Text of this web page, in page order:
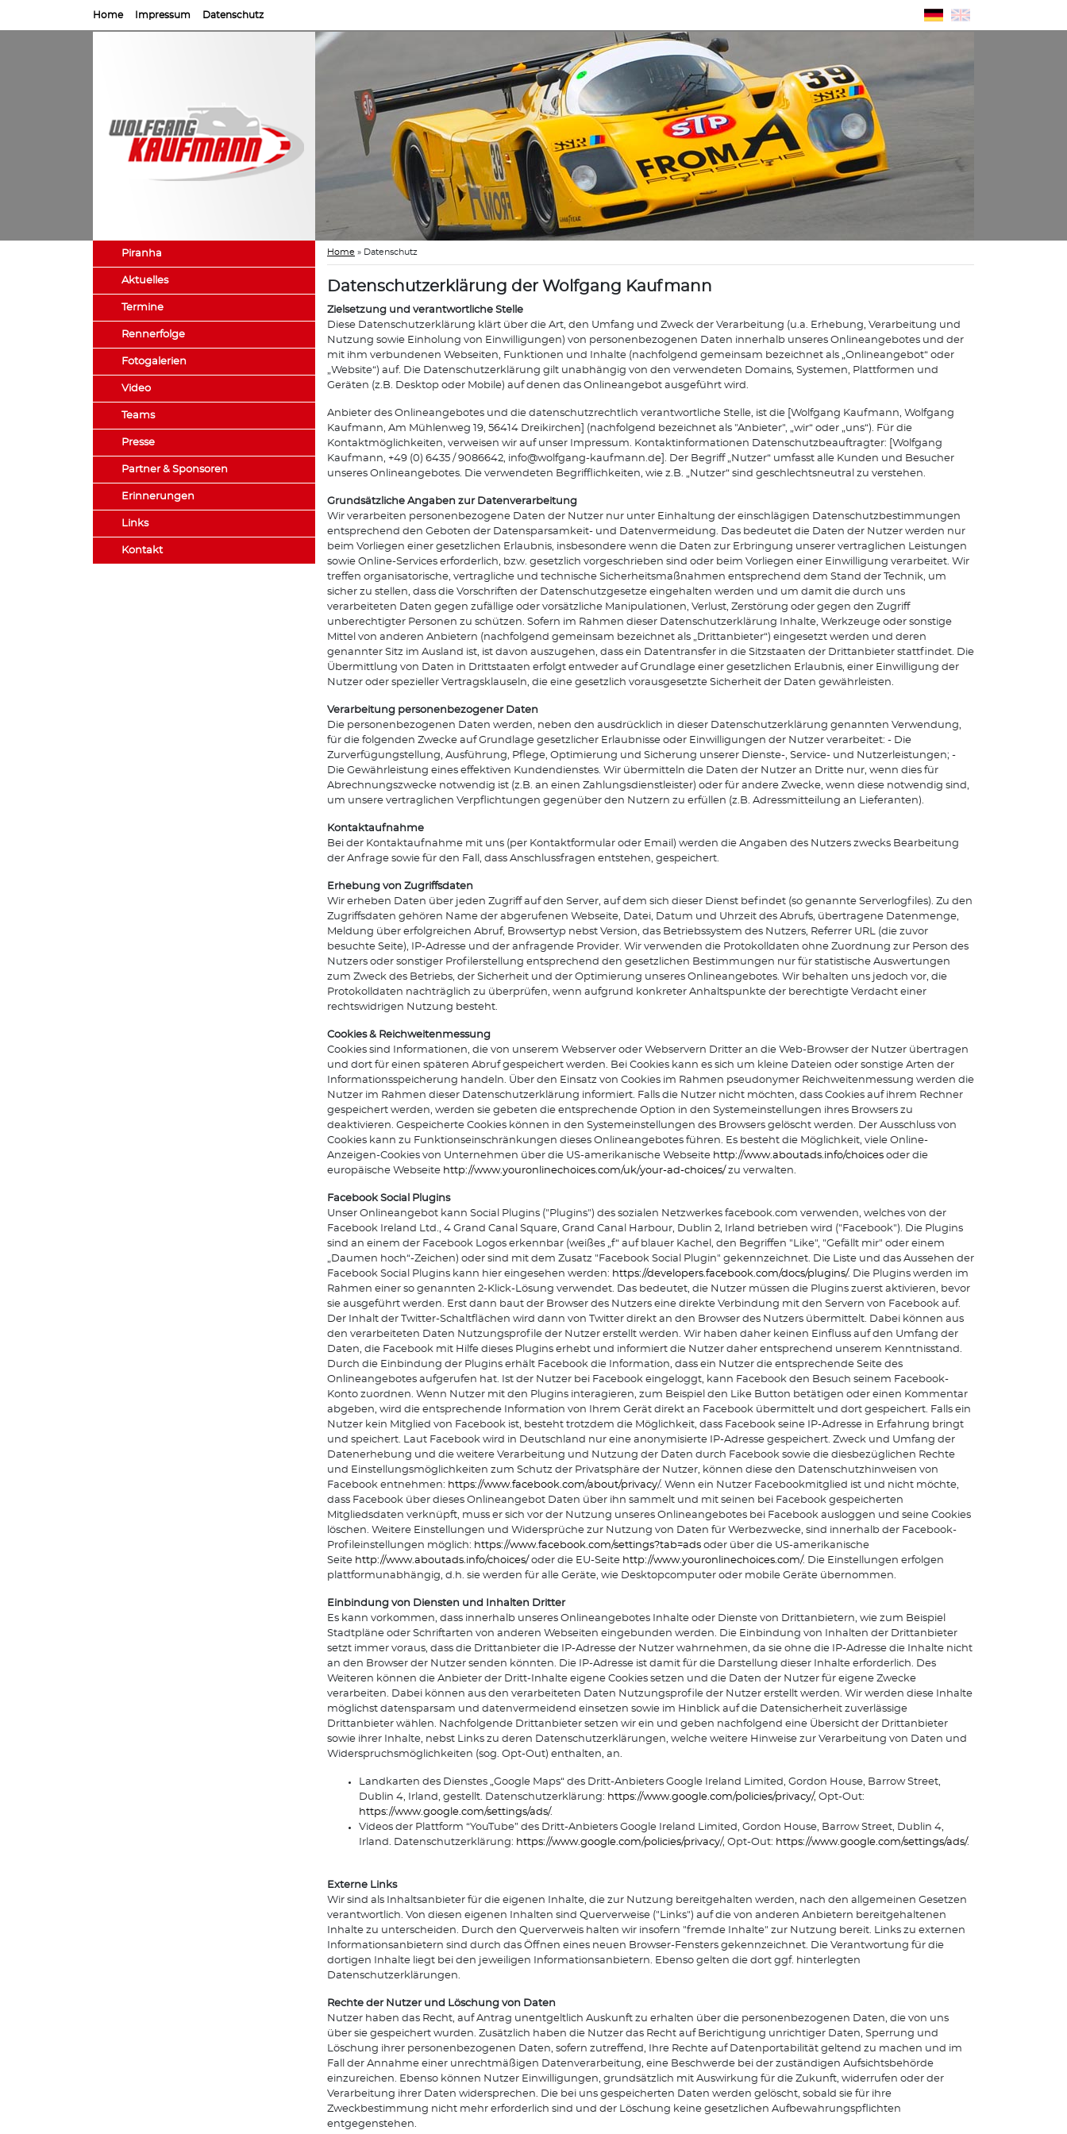
Home Impressum Datenschutz
Piranha
Aktuelles
Termine
Rennerfolge
Fotogalerien
Video
Teams
Presse
Partner & Sponsoren
Erinnerungen
Links
Kontakt
Home » Datenschutz
Datenschutzerklärung der Wolfgang Kaufmann
Zielsetzung und verantwortliche Stelle
Diese Datenschutzerklärung klärt über die Art, den Umfang und Zweck der Verarbeitung (u.a. Erhebung, Verarbeitung und
Nutzung sowie Einholung von Einwilligungen) von personenbezogenen Daten innerhalb unseres Onlineangebotes und der
mit ihm verbundenen Webseiten, Funktionen und Inhalte (nachfolgend gemeinsam bezeichnet als „Onlineangebot“ oder
„Website“) auf. Die Datenschutzerklärung gilt unabhängig von den verwendeten Domains, Systemen, Plattformen und
Geräten (z.B. Desktop oder Mobile) auf denen das Onlineangebot ausgeführt wird.
Anbieter des Onlineangebotes und die datenschutzrechtlich verantwortliche Stelle, ist die [Wolfgang Kaufmann, Wolfgang
Kaufmann, Am Mühlenweg 19, 56414 Dreikirchen] (nachfolgend bezeichnet als "Anbieter", „wir“ oder „uns“). Für die
Kontaktmöglichkeiten, verweisen wir auf unser Impressum. Kontaktinformationen Datenschutzbeauftragter: [Wolfgang
Kaufmann, +49 (0) 6435 / 9086642, info@wolfgang-kaufmann.de]. Der Begriff „Nutzer“ umfasst alle Kunden und Besucher
unseres Onlineangebotes. Die verwendeten Begrifflichkeiten, wie z.B. „Nutzer“ sind geschlechtsneutral zu verstehen.
Grundsätzliche Angaben zur Datenverarbeitung
Wir verarbeiten personenbezogene Daten der Nutzer nur unter Einhaltung der einschlägigen Datenschutzbestimmungen
entsprechend den Geboten der Datensparsamkeit- und Datenvermeidung. Das bedeutet die Daten der Nutzer werden nur
beim Vorliegen einer gesetzlichen Erlaubnis, insbesondere wenn die Daten zur Erbringung unserer vertraglichen Leistungen
sowie Online-Services erforderlich, bzw. gesetzlich vorgeschrieben sind oder beim Vorliegen einer Einwilligung verarbeitet. Wir
treffen organisatorische, vertragliche und technische Sicherheitsmaßnahmen entsprechend dem Stand der Technik, um
sicher zu stellen, dass die Vorschriften der Datenschutzgesetze eingehalten werden und um damit die durch uns
verarbeiteten Daten gegen zufällige oder vorsätzliche Manipulationen, Verlust, Zerstörung oder gegen den Zugriff
unberechtigter Personen zu schützen. Sofern im Rahmen dieser Datenschutzerklärung Inhalte, Werkzeuge oder sonstige
Mittel von anderen Anbietern (nachfolgend gemeinsam bezeichnet als „Drittanbieter“) eingesetzt werden und deren
genannter Sitz im Ausland ist, ist davon auszugehen, dass ein Datentransfer in die Sitzstaaten der Drittanbieter stattfindet. Die
Übermittlung von Daten in Drittstaaten erfolgt entweder auf Grundlage einer gesetzlichen Erlaubnis, einer Einwilligung der
Nutzer oder spezieller Vertragsklauseln, die eine gesetzlich vorausgesetzte Sicherheit der Daten gewährleisten.
Verarbeitung personenbezogener Daten
Die personenbezogenen Daten werden, neben den ausdrücklich in dieser Datenschutzerklärung genannten Verwendung,
für die folgenden Zwecke auf Grundlage gesetzlicher Erlaubnisse oder Einwilligungen der Nutzer verarbeitet: - Die
Zurverfügungstellung, Ausführung, Pflege, Optimierung und Sicherung unserer Dienste-, Service- und Nutzerleistungen; -
Die Gewährleistung eines effektiven Kundendienstes. Wir übermitteln die Daten der Nutzer an Dritte nur, wenn dies für
Abrechnungszwecke notwendig ist (z.B. an einen Zahlungsdienstleister) oder für andere Zwecke, wenn diese notwendig sind,
um unsere vertraglichen Verpflichtungen gegenüber den Nutzern zu erfüllen (z.B. Adressmitteilung an Lieferanten).
Kontaktaufnahme
Bei der Kontaktaufnahme mit uns (per Kontaktformular oder Email) werden die Angaben des Nutzers zwecks Bearbeitung
der Anfrage sowie für den Fall, dass Anschlussfragen entstehen, gespeichert.
Erhebung von Zugriffsdaten
Wir erheben Daten über jeden Zugriff auf den Server, auf dem sich dieser Dienst befindet (so genannte Serverlogfiles). Zu den
Zugriffsdaten gehören Name der abgerufenen Webseite, Datei, Datum und Uhrzeit des Abrufs, übertragene Datenmenge,
Meldung über erfolgreichen Abruf, Browsertyp nebst Version, das Betriebssystem des Nutzers, Referrer URL (die zuvor
besuchte Seite), IP-Adresse und der anfragende Provider. Wir verwenden die Protokolldaten ohne Zuordnung zur Person des
Nutzers oder sonstiger Profilerstellung entsprechend den gesetzlichen Bestimmungen nur für statistische Auswertungen
zum Zweck des Betriebs, der Sicherheit und der Optimierung unseres Onlineangebotes. Wir behalten uns jedoch vor, die
Protokolldaten nachträglich zu überprüfen, wenn aufgrund konkreter Anhaltspunkte der berechtigte Verdacht einer
rechtswidrigen Nutzung besteht.
Cookies & Reichweitenmessung
Cookies sind Informationen, die von unserem Webserver oder Webservern Dritter an die Web-Browser der Nutzer übertragen
und dort für einen späteren Abruf gespeichert werden. Bei Cookies kann es sich um kleine Dateien oder sonstige Arten der
Informationsspeicherung handeln. Über den Einsatz von Cookies im Rahmen pseudonymer Reichweitenmessung werden die
Nutzer im Rahmen dieser Datenschutzerklärung informiert. Falls die Nutzer nicht möchten, dass Cookies auf ihrem Rechner
gespeichert werden, werden sie gebeten die entsprechende Option in den Systemeinstellungen ihres Browsers zu
deaktivieren. Gespeicherte Cookies können in den Systemeinstellungen des Browsers gelöscht werden. Der Ausschluss von
Cookies kann zu Funktionseinschränkungen dieses Onlineangebotes führen. Es besteht die Möglichkeit, viele Online-
Anzeigen-Cookies von Unternehmen über die US-amerikanische Webseite http://www.aboutads.info/choices oder die
europäische Webseite http://www.youronlinechoices.com/uk/your-ad-choices/ zu verwalten.
Facebook Social Plugins
Unser Onlineangebot kann Social Plugins ("Plugins") des sozialen Netzwerkes facebook.com verwenden, welches von der
Facebook Ireland Ltd., 4 Grand Canal Square, Grand Canal Harbour, Dublin 2, Irland betrieben wird ("Facebook"). Die Plugins
sind an einem der Facebook Logos erkennbar (weißes „f“ auf blauer Kachel, den Begriffen "Like", "Gefällt mir" oder einem
„Daumen hoch“-Zeichen) oder sind mit dem Zusatz "Facebook Social Plugin" gekennzeichnet. Die Liste und das Aussehen der
Facebook Social Plugins kann hier eingesehen werden: https://developers.facebook.com/docs/plugins/. Die Plugins werden im
Rahmen einer so genannten 2-Klick-Lösung verwendet. Das bedeutet, die Nutzer müssen die Plugins zuerst aktivieren, bevor
sie ausgeführt werden. Erst dann baut der Browser des Nutzers eine direkte Verbindung mit den Servern von Facebook auf.
Der Inhalt der Twitter-Schaltflächen wird dann von Twitter direkt an den Browser des Nutzers übermittelt. Dabei können aus
den verarbeiteten Daten Nutzungsprofile der Nutzer erstellt werden. Wir haben daher keinen Einfluss auf den Umfang der
Daten, die Facebook mit Hilfe dieses Plugins erhebt und informiert die Nutzer daher entsprechend unserem Kenntnisstand.
Durch die Einbindung der Plugins erhält Facebook die Information, dass ein Nutzer die entsprechende Seite des
Onlineangebotes aufgerufen hat. Ist der Nutzer bei Facebook eingeloggt, kann Facebook den Besuch seinem Facebook-
Konto zuordnen. Wenn Nutzer mit den Plugins interagieren, zum Beispiel den Like Button betätigen oder einen Kommentar
abgeben, wird die entsprechende Information von Ihrem Gerät direkt an Facebook übermittelt und dort gespeichert. Falls ein
Nutzer kein Mitglied von Facebook ist, besteht trotzdem die Möglichkeit, dass Facebook seine IP-Adresse in Erfahrung bringt
und speichert. Laut Facebook wird in Deutschland nur eine anonymisierte IP-Adresse gespeichert. Zweck und Umfang der
Datenerhebung und die weitere Verarbeitung und Nutzung der Daten durch Facebook sowie die diesbezüglichen Rechte
und Einstellungsmöglichkeiten zum Schutz der Privatsphäre der Nutzer, können diese den Datenschutzhinweisen von
Facebook entnehmen: https://www.facebook.com/about/privacy/. Wenn ein Nutzer Facebookmitglied ist und nicht möchte,
dass Facebook über dieses Onlineangebot Daten über ihn sammelt und mit seinen bei Facebook gespeicherten
Mitgliedsdaten verknüpft, muss er sich vor der Nutzung unseres Onlineangebotes bei Facebook ausloggen und seine Cookies
löschen. Weitere Einstellungen und Widersprüche zur Nutzung von Daten für Werbezwecke, sind innerhalb der Facebook-
Profileinstellungen möglich: https://www.facebook.com/settings?tab=ads oder über die US-amerikanische
Seite http://www.aboutads.info/choices/ oder die EU-Seite http://www.youronlinechoices.com/. Die Einstellungen erfolgen
plattformunabhängig, d.h. sie werden für alle Geräte, wie Desktopcomputer oder mobile Geräte übernommen.
Einbindung von Diensten und Inhalten Dritter
Es kann vorkommen, dass innerhalb unseres Onlineangebotes Inhalte oder Dienste von Drittanbietern, wie zum Beispiel
Stadtpläne oder Schriftarten von anderen Webseiten eingebunden werden. Die Einbindung von Inhalten der Drittanbieter
setzt immer voraus, dass die Drittanbieter die IP-Adresse der Nutzer wahrnehmen, da sie ohne die IP-Adresse die Inhalte nicht
an den Browser der Nutzer senden könnten. Die IP-Adresse ist damit für die Darstellung dieser Inhalte erforderlich. Des
Weiteren können die Anbieter der Dritt-Inhalte eigene Cookies setzen und die Daten der Nutzer für eigene Zwecke
verarbeiten. Dabei können aus den verarbeiteten Daten Nutzungsprofile der Nutzer erstellt werden. Wir werden diese Inhalte
möglichst datensparsam und datenvermeidend einsetzen sowie im Hinblick auf die Datensicherheit zuverlässige
Drittanbieter wählen. Nachfolgende Drittanbieter setzen wir ein und geben nachfolgend eine Übersicht der Drittanbieter
sowie ihrer Inhalte, nebst Links zu deren Datenschutzerklärungen, welche weitere Hinweise zur Verarbeitung von Daten und
Widerspruchsmöglichkeiten (sog. Opt-Out) enthalten, an.
Landkarten des Dienstes „Google Maps“ des Dritt-Anbieters Google Ireland Limited, Gordon House, Barrow Street,
Dublin 4, Irland, gestellt. Datenschutzerklärung: https://www.google.com/policies/privacy/, Opt-Out:
https://www.google.com/settings/ads/.
Videos der Plattform “YouTube” des Dritt-Anbieters Google Ireland Limited, Gordon House, Barrow Street, Dublin 4,
Irland. Datenschutzerklärung: https://www.google.com/policies/privacy/, Opt-Out: https://www.google.com/settings/ads/.
Externe Links
Wir sind als Inhaltsanbieter für die eigenen Inhalte, die zur Nutzung bereitgehalten werden, nach den allgemeinen Gesetzen
verantwortlich. Von diesen eigenen Inhalten sind Querverweise ("Links") auf die von anderen Anbietern bereitgehaltenen
Inhalte zu unterscheiden. Durch den Querverweis halten wir insofern "fremde Inhalte" zur Nutzung bereit. Links zu externen
Informationsanbietern sind durch das Öffnen eines neuen Browser-Fensters gekennzeichnet. Die Verantwortung für die
dortigen Inhalte liegt bei den jeweiligen Informationsanbietern. Ebenso gelten die dort ggf. hinterlegten
Datenschutzerklärungen.
Rechte der Nutzer und Löschung von Daten
Nutzer haben das Recht, auf Antrag unentgeltlich Auskunft zu erhalten über die personenbezogenen Daten, die von uns
über sie gespeichert wurden. Zusätzlich haben die Nutzer das Recht auf Berichtigung unrichtiger Daten, Sperrung und
Löschung ihrer personenbezogenen Daten, sofern zutreffend, Ihre Rechte auf Datenportabilität geltend zu machen und im
Fall der Annahme einer unrechtmäßigen Datenverarbeitung, eine Beschwerde bei der zuständigen Aufsichtsbehörde
einzureichen. Ebenso können Nutzer Einwilligungen, grundsätzlich mit Auswirkung für die Zukunft, widerrufen oder der
Verarbeitung ihrer Daten widersprechen. Die bei uns gespeicherten Daten werden gelöscht, sobald sie für ihre
Zweckbestimmung nicht mehr erforderlich sind und der Löschung keine gesetzlichen Aufbewahrungspflichten
entgegenstehen.